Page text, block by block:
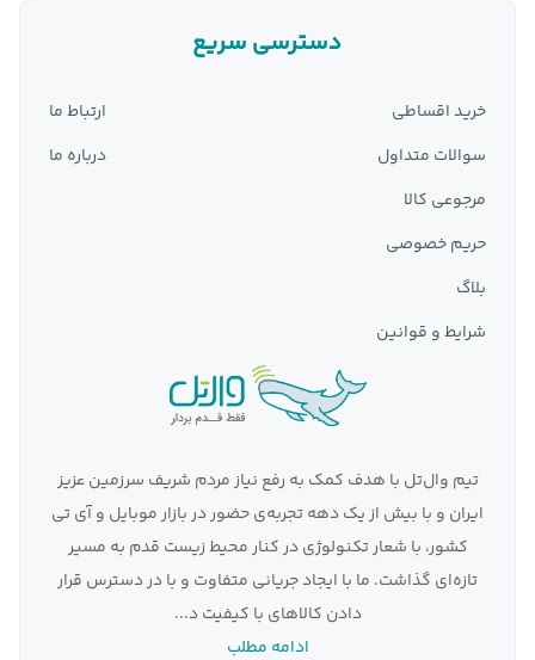
دسترسی سریع
خرید اقساطی
سوالات متداول
مرجوعی کالا
حریم خصوصی
بلاگ
شرایط و قوانین
ارتباط ما
درباره ما
تیم وال‌تل با هدف کمک به رفع نیاز مردم شریف سرزمین عزیز
ایران و با بیش از یک دهه تجربه‌ی حضور در بازار موبایل و آی تی
کشور، با شعار تکنولوژی در کنار محیط زیست قدم به مسیر
تازه‌ای گذاشت. ما با ایجاد جریانی متفاوت و با در دسترس قرار
دادن کالاهای با کیفیت د...
ادامه مطلب